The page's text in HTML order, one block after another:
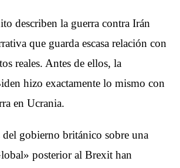
describen la guerra contra Irán
que guarda escasa relación con
reales. Antes de ellos, la
hizo exactamente lo mismo con
en Ucrania.
del gobierno británico sobre una
posterior al Brexit han